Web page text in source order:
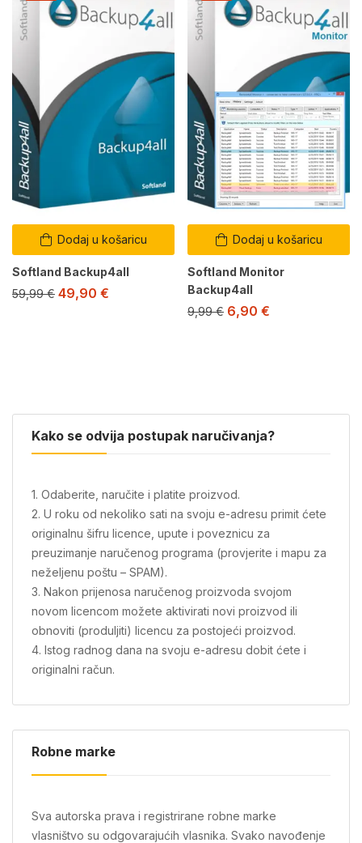
Dodaj u košaricu
Softland Backup4all
59,99€ 49,90 €
Dodaj u košaricu
Softland Monitor
Backup4all
9,99€ 6,90 €
Kako se odvija postupak naručivanja?
1. Odaberite, naručite i platite proizvod.
2. U roku od nekoliko sati na svoju e-adresu primit ćete
originalnu šifru licence, upute i poveznicu za
preuzimanje naručenog programa (provjerite i mapu za
neželjenu poštu – SPAM).
3. Nakon prijenosa naručenog proizvoda svojom
novom licencom možete aktivirati novi proizvod ili
obnoviti (produljiti) licencu za postojeći proizvod.
4. Istog radnog dana na svoju e-adresu dobit ćete i
originalni račun.
Robne marke
Sva autorska prava i registrirane robne marke
vlasništvo su odgovarajućih vlasnika. Svako navođenje